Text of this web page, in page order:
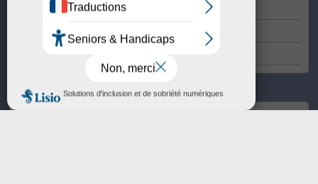
La lettre de veille du 23 juillet 2026
Rejoindre France Congrès Événements